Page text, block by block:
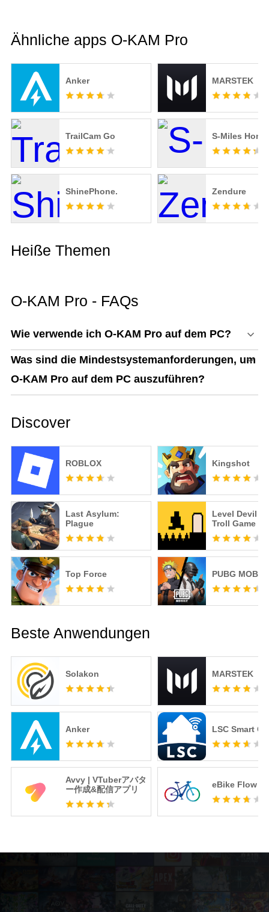
Ähnliche apps O-KAM Pro
Anker MARSTEK
TrailCam Go S-Miles Home
ShinePhone. Zendure
Heiße Themen
O-KAM Pro - FAQs
Wie verwende ich O-KAM Pro auf dem PC?
Was sind die Mindestsystemanforderungen, um
O-KAM Pro auf dem PC auszuführen?
Discover
ROBLOX Kingshot
Last Asylum:
Plague
Level Devil -
Troll Game
Top Force PUBG
Beste Anwendungen
Solakon
Anker
Avvy | VTuberアバタ
ー作成&配信アプリ
MARSTEK
LSC Smart
eBike Flow